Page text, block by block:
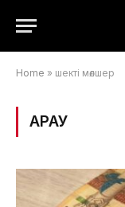
Home » шекті мөлшер
ҚАРАУ